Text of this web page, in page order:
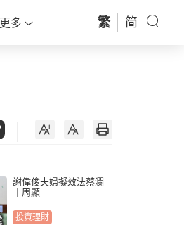
更多 繁 简
謝偉俊夫婦擬效法蔡瀾
｜周顯
投資理財